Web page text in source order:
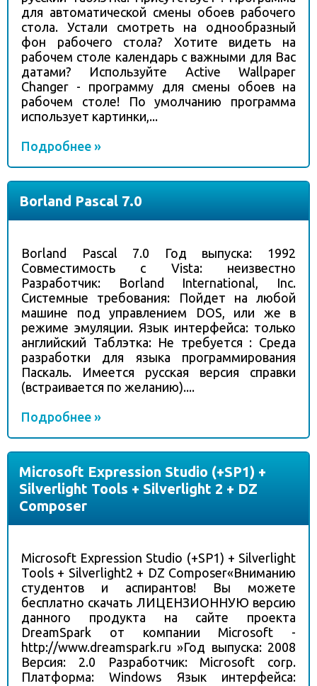
для автоматической смены обоев рабочего
стола. Устали смотреть на однообразный
фон рабочего стола? Хотите видеть на
рабочем столе календарь с важными для Вас
датами? Используйте Active Wallpaper
Changer - программу для смены обоев на
рабочем столе! По умолчанию программа
использует картинки,...
Подробнее »
Borland Pascal 7.0
Borland Pascal 7.0 Год выпуска: 1992
Совместимость с Vista: неизвестно
Разработчик: Borland International, Inc.
Системные требования: Пойдет на любой
машине под управлением DOS, или же в
режиме эмуляции. Язык интерфейса: только
английский Таблэтка: Не требуется : Среда
разработки для языка программирования
Паскаль. Имеется русская версия справки
(встраивается по желанию)....
Подробнее »
Microsoft Expression Studio (+SP1) +
Silverlight Tools + Silverlight 2 + DZ
Composer
Microsoft Expression Studio (+SP1) + Silverlight
Tools + Silverlight2 + DZ Composer«Вниманию
студентов и аспирантов! Вы можете
бесплатно скачать ЛИЦЕНЗИОННУЮ версию
данного продукта на сайте проекта
DreamSpark от компании Microsoft -
http://www.dreamspark.ru »Год выпуска: 2008
Версия: 2.0 Разработчик: Microsoft corp.
Платформа: Windows Язык интерфейса: